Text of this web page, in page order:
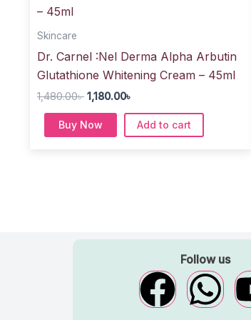
Skincare
Dr. Carnel :Nel Derma Alpha Arbutin
Glutathione Whitening Cream – 45ml
1,480.00৳ 1,180.00৳
Buy Now Add to cart
Follow us
F
W